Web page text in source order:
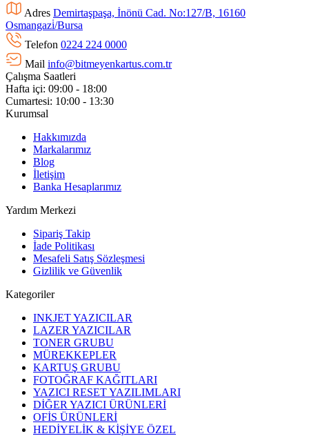
Adres Demirtaşpaşa, İnönü Cad. No:127/B, 16160
Osmangazi̇/Bursa
Telefon 0224 224 0000
Mail info@bitmeyenkartus.com.tr
Çalışma Saatleri
Hafta içi: 09:00 - 18:00
Cumartesi: 10:00 - 13:30
Kurumsal
Hakkımızda
Markalarımız
Blog
İletişim
Banka Hesaplarımız
Yardım Merkezi
Sipariş Takip
İade Politikası
Mesafeli Satış Sözleşmesi
Gizlilik ve Güvenlik
Kategoriler
INKJET YAZICILAR
LAZER YAZICILAR
TONER GRUBU
MÜREKKEPLER
KARTUŞ GRUBU
FOTOĞRAF KAĞITLARI
YAZICI RESET YAZILIMLARI
DİĞER YAZICI ÜRÜNLERİ
OFİS ÜRÜNLERİ
HEDİYELİK & KİŞİYE ÖZEL